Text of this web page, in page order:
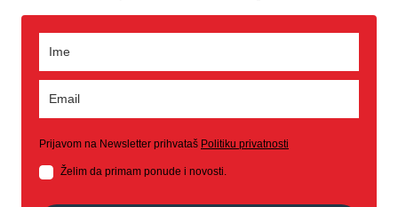
Prijavom na Newsletter prihvataš Politiku privatnosti
Želim da primam ponude i novosti.